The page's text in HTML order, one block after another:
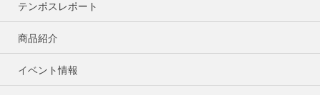
テンポスレポート
商品紹介
イベント情報